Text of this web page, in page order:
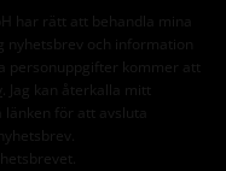
har rätt att behandla mina
och information
personuppgifter kommer att
. Jag kan återkalla mitt
för att avsluta